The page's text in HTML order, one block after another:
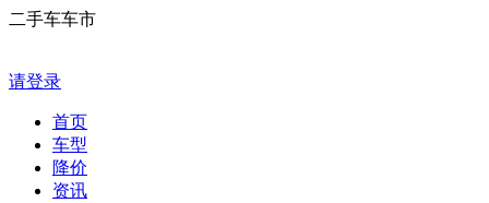
二手车车市
请登录
首页
车型
降价
资讯